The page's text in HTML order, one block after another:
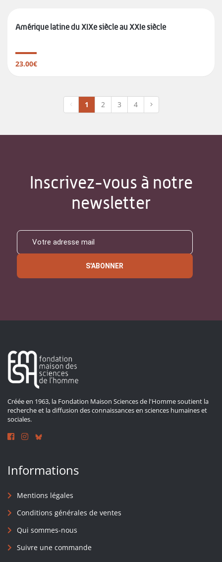
Amérique latine du XIXe siècle au XXIe siècle
23.00€
1 2 3 4
Inscrivez-vous à notre
newsletter
S'ABONNER
Créée en 1963, la Fondation Maison Sciences de l'Homme soutient la
recherche et la diffusion des connaissances en sciences humaines et
sociales.
Informations
Mentions légales
Conditions générales de ventes
Qui sommes-nous
Suivre une commande